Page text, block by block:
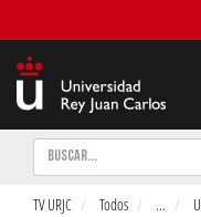
Buscar
TV URJC Todos ...